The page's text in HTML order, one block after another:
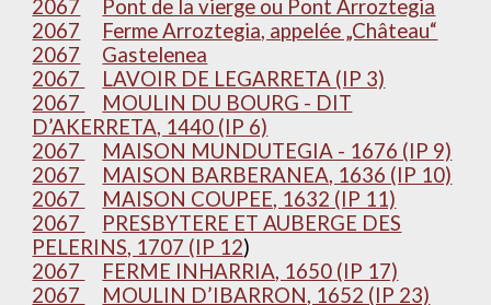
2067
Pont de la vierge ou Pont Arroztegia
2067
Ferme Arroztegia, appelée „Château“
2067
Gastelenea
2067
LAVOIR DE LEGARRETA (IP 3)
2067
MOULIN DU BOURG - DIT
D’AKERRETA, 1440 (IP 6)
2067
MAISON MUNDUTEGIA - 1676 (IP 9)
2067
MAISON BARBERANEA, 1636 (IP 10)
2067
MAISON COUPEE, 1632 (IP 11)
2067
PRESBYTERE ET AUBERGE DES
PELERINS, 1707 (IP 12)
2067
FERME INHARRIA, 1650 (IP 17)
2067
MOULIN D’IBARRON, 1652 (IP 23)